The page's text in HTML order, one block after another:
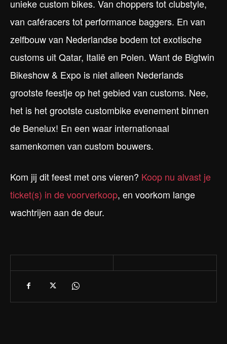
unieke custom bikes. Van choppers tot clubstyle,
van caféracers tot performance baggers. En van
zelfbouw van Nederlandse bodem tot exotische
customs uit Qatar, Italië en Polen. Want de Bigtwin
Bikeshow & Expo is niet alleen Nederlands
grootste feestje op het gebied van customs. Nee,
het is het grootste custombike evenement binnen
de Benelux! En een waar internationaal
samenkomen van custom bouwers.
Kom jij dit feest met ons vieren? Koop nu alvast je
ticket(s) in de voorverkoop, en voorkom lange
wachtrijen aan de deur.